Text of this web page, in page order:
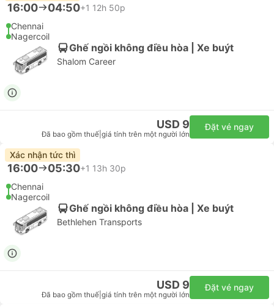
16:00 04:50+1 12h 50p
Chennai
Nagercoil
Ghế ngồi không điều hòa | Xe buýt
Shalom Career
USD 9
Đã bao gồm thuế giá tính trên một người lớn
Đặt vé ngay
Xác nhận tức thì
16:00 05:30+1 13h 30p
Chennai
Nagercoil
Ghế ngồi không điều hòa | Xe buýt
Bethlehen Transports
USD 9
Đã bao gồm thuế giá tính trên một người lớn
Đặt vé ngay